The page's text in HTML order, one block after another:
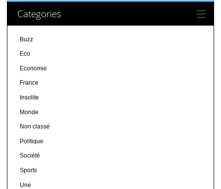
Categories
Buzz
Eco
Economie
France
Insolite
Monde
Non classé
Politique
Société
Sports
Une